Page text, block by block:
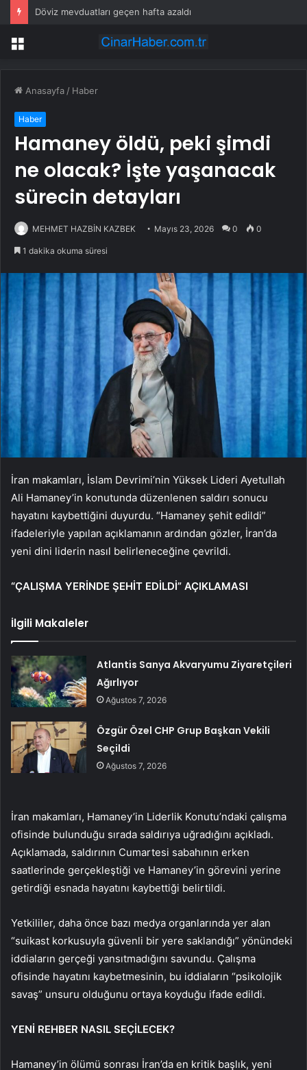
Döviz mevduatları geçen hafta azaldı
Menü
Anasayfa / Haber
Haber
Hamaney öldü, peki şimdi
ne olacak? İşte yaşanacak
sürecin detayları
MEHMET HAZBİN KAZBEK Mayıs 23, 2026 0 0
1 dakika okuma süresi
İran makamları, İslam Devrimi’nin Yüksek Lideri Ayetullah
Ali Hamaney’in konutunda düzenlenen saldırı sonucu
hayatını kaybettiğini duyurdu. “Hamaney şehit edildi”
ifadeleriyle yapılan açıklamanın ardından gözler, İran’da
yeni dini liderin nasıl belirleneceğine çevrildi.
“ÇALIŞMA YERİNDE ŞEHİT EDİLDİ” AÇIKLAMASI
İlgili Makaleler
Atlantis Sanya Akvaryumu Ziyaretçileri
Ağırlıyor
Ağustos 7, 2026
Özgür Özel CHP Grup Başkan Vekili
Seçildi
Ağustos 7, 2026
İran makamları, Hamaney’in Liderlik Konutu’ndaki çalışma
ofisinde bulunduğu sırada saldırıya uğradığını açıkladı.
Açıklamada, saldırının Cumartesi sabahının erken
saatlerinde gerçekleştiği ve Hamaney’in görevini yerine
getirdiği esnada hayatını kaybettiği belirtildi.
Yetkililer, daha önce bazı medya organlarında yer alan
“suikast korkusuyla güvenli bir yere saklandığı” yönündeki
iddiaların gerçeği yansıtmadığını savundu. Çalışma
ofisinde hayatını kaybetmesinin, bu iddiaların “psikolojik
savaş” unsuru olduğunu ortaya koyduğu ifade edildi.
YENİ REHBER NASIL SEÇİLECEK?
Hamaney’in ölümü sonrası İran’da en kritik başlık, yeni